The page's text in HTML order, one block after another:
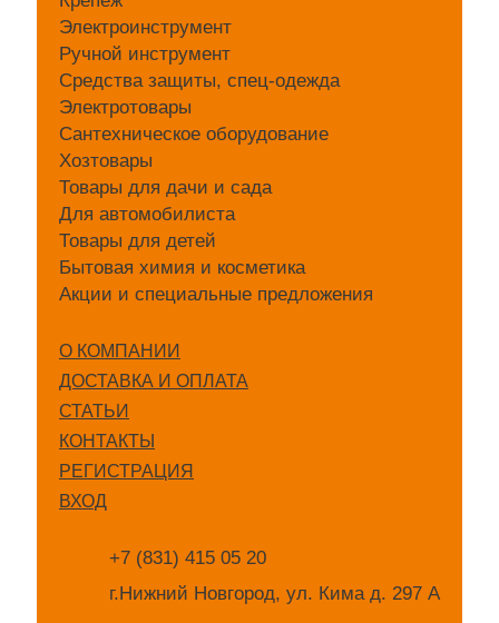
Электроинструмент
Ручной инструмент
Средства защиты, спец-одежда
Электротовары
Сантехническое оборудование
Хозтовары
Товары для дачи и сада
Для автомобилиста
Товары для детей
Бытовая химия и косметика
Акции и специальные предложения
О КОМПАНИИ
ДОСТАВКА И ОПЛАТА
СТАТЬИ
КОНТАКТЫ
РЕГИСТРАЦИЯ
ВХОД
+7 (831) 415 05 20
г.Нижний Новгород, ул. Кима д. 297 А